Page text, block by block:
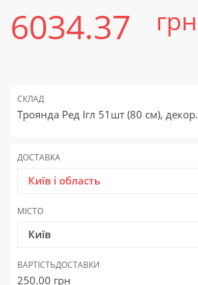
6034.37 грн
СКЛАД
Троянда Ред Ігл 51шт (80 см), декор.
ДОСТАВКА
Київ і область
МІСТО
Київ
ВАРТІСТЬДОСТАВКИ
250.00 грн